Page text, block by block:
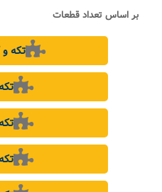
بر اساس تعداد قطعات
500
1000
1500
2000